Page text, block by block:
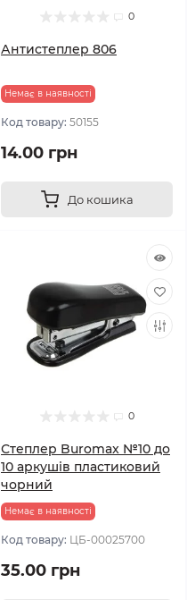
0
Антистеплер 806
Немає в наявності
Код товару: 50155
14.00 грн
До кошика
0
Степлер Buromax №10 до
10 аркушів пластиковий
чорний
Немає в наявності
Код товару: ЦБ-00025700
35.00 грн